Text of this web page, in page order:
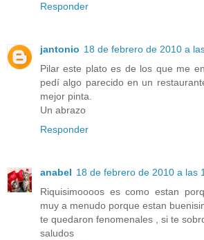
Responder
jantonio 18 de febrero de 2010 a
Pilar este plato es de los que me
pedí algo parecido en un
mejor pinta.
Un abrazo
Responder
anabel 18 de febrero de 2010 a las
Riquisimoooos es como estan
muy a menudo porque estan
te quedaron fenomenales , si te
saludos